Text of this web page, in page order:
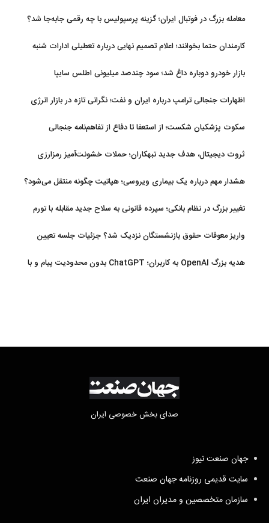
معامله بزرگ در فوتبال ایران؛ گزینه پرسپولیس با چه رقمی جابه‌جا شد؟
کارمندان حتما بخوانند؛ اعلام تصمیم نهایی درباره تعطیلی ادارات شنبه
بازار خودرو دوباره داغ شد؛ سود چندصد میلیونی اطلس سایپا
اظهارات جنجالی ترامپ درباره ایران و نفت؛ نگرانی تازه در بازار انرژی
سکوت پزشکیان شکست؛ از استعفا تا دفاع از تفاهم‌نامه جنجالی
ثروت دیجیتال، هدف جدید تبهکاران؛ حملات خشونت‌آمیز رمزارزی
هشدار مهم درباره یک بیماری ویروسی؛ هپاتیت چگونه منتقل می‌شود؟
تغییر بزرگ در نظام بانکی؛ سپرده قانونی به سلاح جدید مقابله با تورم
واریز معوقات حقوق بازنشستگان نزدیک شد؟ جزئیات جلسه تعیین
تکلیف مطالبات
هدیه بزرگ OpenAI به کاربران؛ ChatGPT بدون محدودیت پیام و با
صدای بخش خصوصی ایران
جهان صنعت نیوز
سایت قدیمی روزنامه جهان صنعت
سازمان متخصصین و مدیران ایران